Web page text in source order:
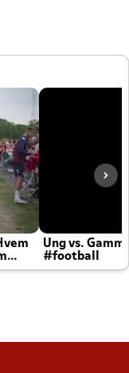
Ung vs.
#football